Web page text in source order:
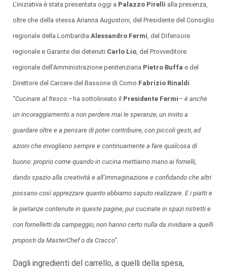
L’iniziativa è stata presentata oggi a Palazzo Pirelli alla presenza,
oltre che della stessa Arianna Augustoni, del Presidente del Consiglio
regionale della Lombardia Alessandro Fermi, del Difensore
regionale e Garante dei detenuti Carlo Lio, del Provveditore
regionale dell’Amministrazione penitenziaria Pietro Buffa e del
Direttore del Carcere del Bassone di Como Fabrizio Rinaldi.
“Cucinare al fresco –ha sottolineato il Presidente Fermi– è anche
un incoraggiamento a non perdere mai le speranze, un invito a
guardare oltre e a pensare di poter contribuire, con piccoli gesti, ad
azioni che invogliano sempre e continuamente a fare qualcosa di
buono: proprio come quando in cucina mettiamo mano ai fornelli,
dando spazio alla creatività e all’immaginazione e confidando che altri
possano così apprezzare quanto abbiamo saputo realizzare. E i piatti e
le pietanze contenute in queste pagine, pur cucinate in spazi ristretti e
con fornelletti da campeggio, non hanno certo nulla da invidiare a quelli
proposti da MasterChef o da Cracco”.
Dagli ingredienti del carrello, a quelli della spesa,